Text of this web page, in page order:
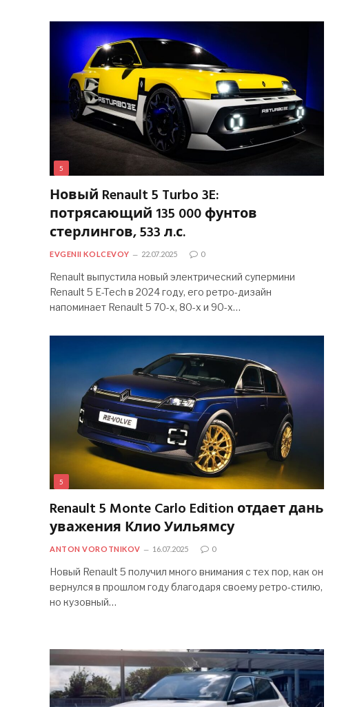
5
Новый Renault 5 Turbo 3E:
потрясающий 135 000 фунтов
стерлингов, 533 л.с.
EVGENII KOLCEVOY 22.07.2025 0
Renault выпустила новый электрический супермини
Renault 5 E-Tech в 2024 году, его ретро-дизайн
напоминает Renault 5 70-х, 80-х и 90-х…
5
Renault 5 Monte Carlo Edition отдает дань
уважения Клио Уильямсу
ANTON VOROTNIKOV 16.07.2025 0
Новый Renault 5 получил много внимания с тех пор, как он
вернулся в прошлом году благодаря своему ретро-стилю,
но кузовный…